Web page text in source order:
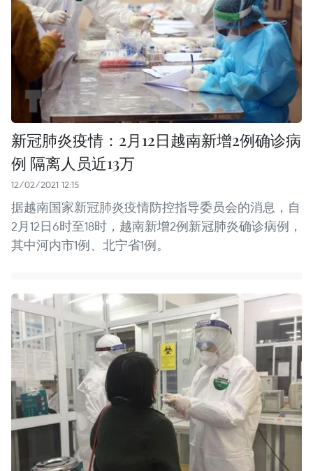
新冠肺炎疫情：2月12日越南新增2例确诊病
例 隔离人员近13万
12/02/2021 12:15
据越南国家新冠肺炎疫情防控指导委员会的消息，自
2月12日6时至18时，越南新增2例新冠肺炎确诊病例，
其中河内市1例、北宁省1例。